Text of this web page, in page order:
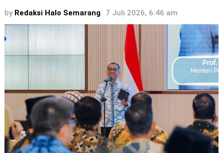
by Redaksi Halo Semarang 7 Juli 2026, 6:46 am